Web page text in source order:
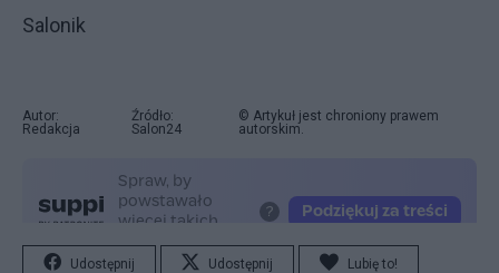
Salonik
Autor:
Redakcja
Źródło:
Salon24
© Artykuł jest chroniony prawem
autorskim.
Udostępnij Udostępnij Lubię to!